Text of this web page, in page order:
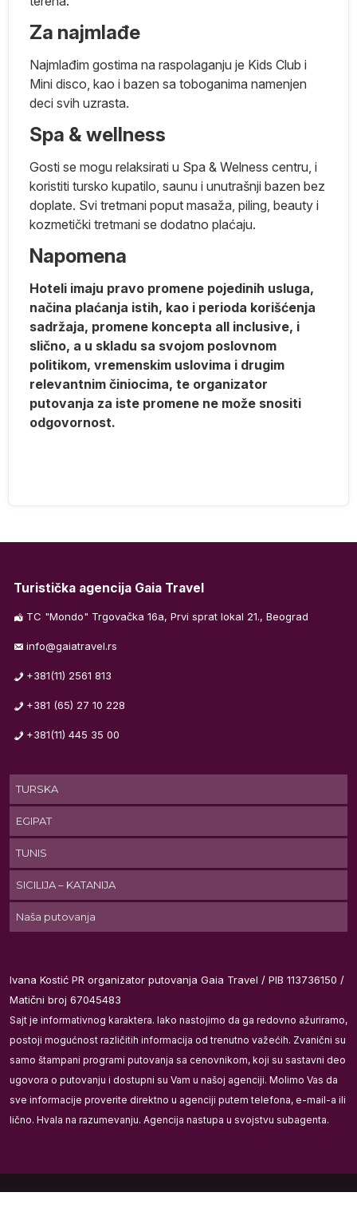
Za najmlađe
Najmlađim gostima na raspolaganju je Kids Club i
Mini disco, kao i bazen sa toboganima namenjen
deci svih uzrasta.
Spa & wellness
Gosti se mogu relaksirati u Spa & Welness centru, i
koristiti tursko kupatilo, saunu i unutrašnji bazen bez
doplate. Svi tretmani poput masaža, piling, beauty i
kozmetički tretmani se dodatno plaćaju.
Napomena
Hoteli imaju pravo promene pojedinih usluga,
načina plaćanja istih, kao i perioda korišćenja
sadržaja, promene koncepta all inclusive, i
slično, a u skladu sa svojom poslovnom
politikom, vremenskim uslovima i drugim
relevantnim činiocima, te organizator
putovanja za iste promene ne može snositi
odgovornost.
Turistička agencija Gaia Travel
TC "Mondo" Trgovačka 16a, Prvi sprat lokal 21., Beograd
info@gaiatravel.rs
+381(11) 2561 813
+381 (65) 27 10 228
+381(11) 445 35 00
TURSKA
EGIPAT
TUNIS
SICILIJA – KATANIJA
Naša putovanja
Ivana Kostić PR organizator putovanja Gaia Travel / PIB 113736150 /
Matični broj 67045483
Sajt je informativnog karaktera. Iako nastojimo da ga redovno ažuriramo,
postoji mogućnost različitih informacija od trenutno važećih. Zvanični su
samo štampani programi putovanja sa cenovnikom, koji su sastavni deo
ugovora o putovanju i dostupni su Vam u našoj agenciji. Molimo Vas da
sve informacije proverite direktno u agenciji putem telefona, e-mail-a ili
lično. Hvala na razumevanju. Agencija nastupa u svojstvu subagenta.